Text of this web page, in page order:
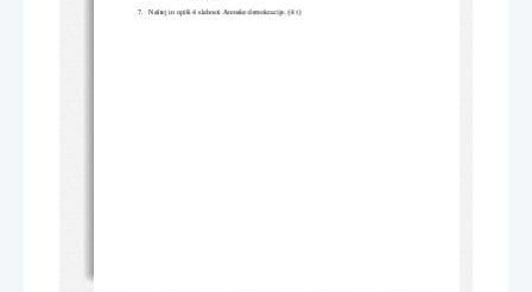
7. Naštej in opiši 4 slabosti Atenske demokracije. (4 t)